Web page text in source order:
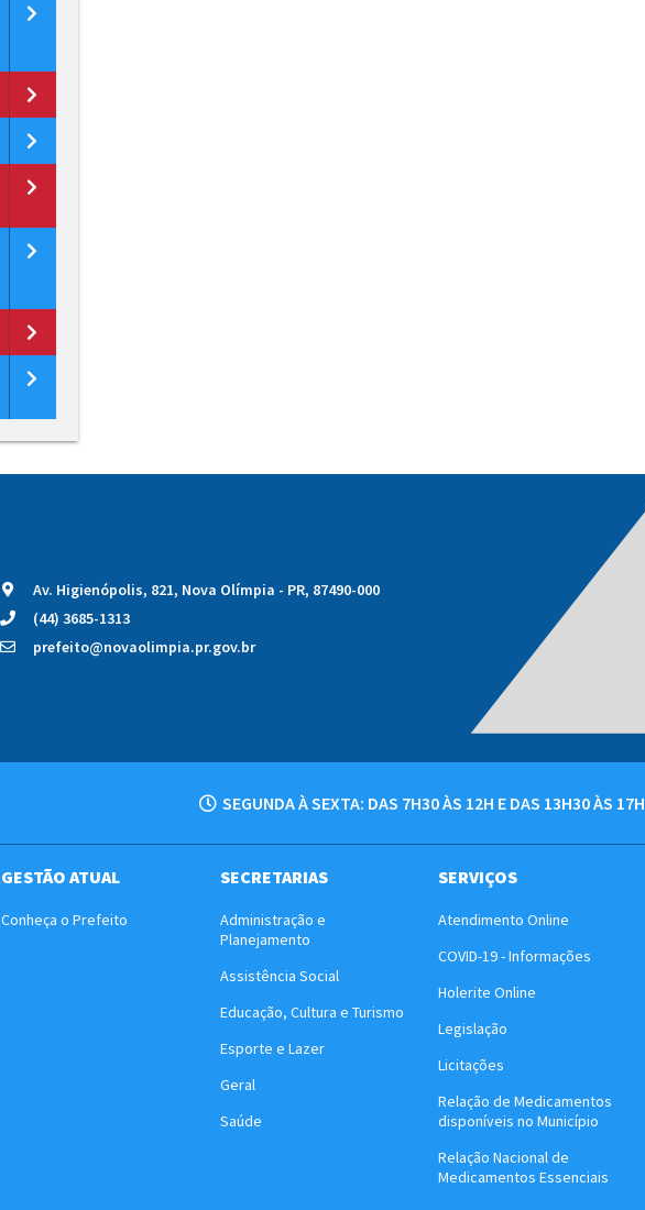
Av. Higienópolis, 821, Nova Olímpia - PR, 87490-000
(44) 3685-1313
prefeito@novaolimpia.pr.gov.br
SEGUNDA À SEXTA: DAS 7H30 ÀS 12H E DAS 13H30 ÀS 17H
GESTÃO ATUAL
Conheça o Prefeito
SECRETARIAS
Administração e
Planejamento
Assistência Social
Educação, Cultura e Turismo
Esporte e Lazer
Geral
Saúde
SERVIÇOS
Atendimento Online
COVID-19 - Informações
Holerite Online
Legislação
Licitações
Relação de Medicamentos
disponíveis no Município
Relação Nacional de
Medicamentos Essenciais